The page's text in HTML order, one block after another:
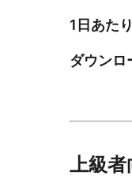
1日あた
ダウンロ
上級者